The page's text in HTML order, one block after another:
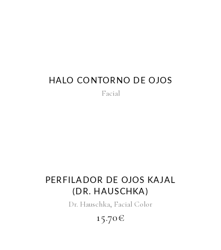
HALO CONTORNO DE OJOS
Facial
PERFILADOR DE OJOS KAJAL
(DR. HAUSCHKA)
Dr. Hauschka, Facial Color
15.70€